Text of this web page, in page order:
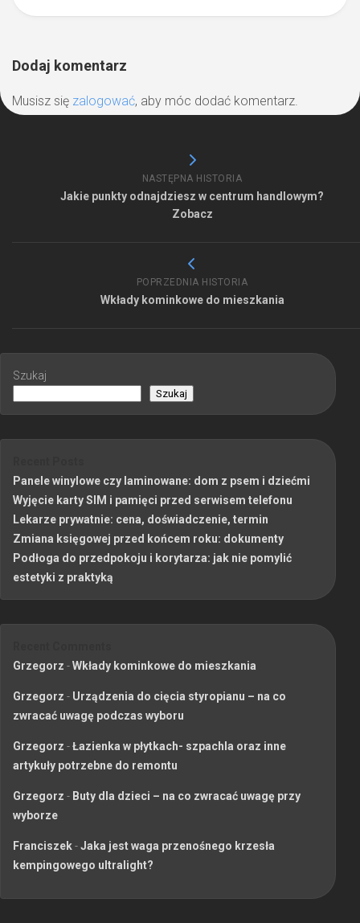
Dodaj komentarz
Musisz się zalogować, aby móc dodać komentarz.
NASTĘPNA HISTORIA
Jakie punkty odnajdziesz w centrum handlowym?
Zobacz
POPRZEDNIA HISTORIA
Wkłady kominkowe do mieszkania
Szukaj
Szukaj
Panele winylowe czy laminowane: dom z psem i dziećmi
Wyjęcie karty SIM i pamięci przed serwisem telefonu
Lekarze prywatnie: cena, doświadczenie, termin
Zmiana księgowej przed końcem roku: dokumenty
Podłoga do przedpokoju i korytarza: jak nie pomylić
estetyki z praktyką
Grzegorz -Wkłady kominkowe do mieszkania
Grzegorz - Urządzenia do cięcia styropianu – na co
zwracać uwagę podczas wyboru
Grzegorz -Łazienka w płytkach- szpachla oraz inne
artykuły potrzebne do remontu
Grzegorz - Buty dla dzieci – na co zwracać uwagę przy
wyborze
Franciszek-Jaka jest waga przenośnego krzesła
kempingowego ultralight?